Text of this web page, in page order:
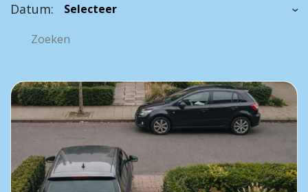
Datum: